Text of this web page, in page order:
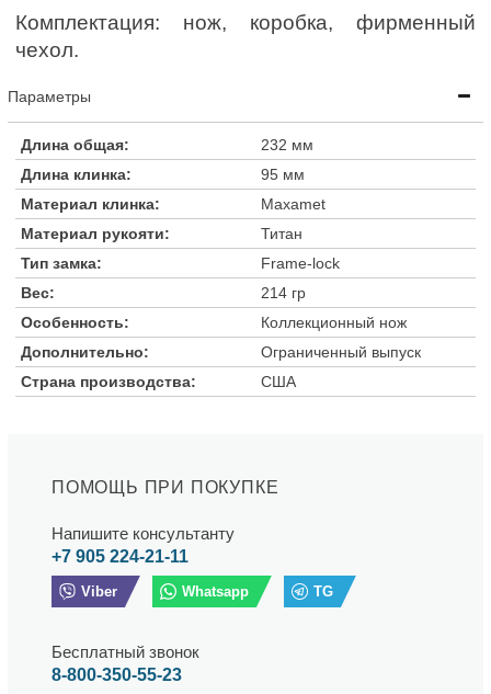
Комплектация: нож, коробка, фирменный
чехол.
Параметры
Длина общая:
232 мм
Длина клинка:
95 мм
Материал клинка:
Maxamet
Материал рукояти:
Титан
Тип замка:
Frame-lock
Вес:
214 гр
Особенность:
Коллекционный нож
Дополнительно:
Ограниченный выпуск
Страна производства:
США
ПОМОЩЬ ПРИ ПОКУПКЕ
Напишите консультанту
+7 905 224-21-11
Viber Whatsapp TG
Бесплатный звонок
8-800-350-55-23